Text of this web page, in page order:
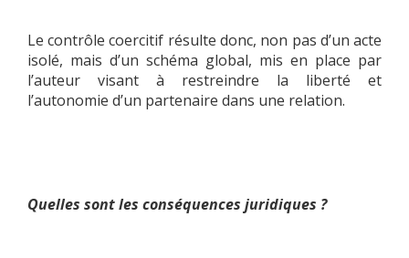
Le contrôle coercitif résulte donc, non pas d’un acte
isolé, mais d’un schéma global, mis en place par
l’auteur visant à restreindre la liberté et
l’autonomie d’un partenaire dans une relation.
Quelles sont les conséquences juridiques ?